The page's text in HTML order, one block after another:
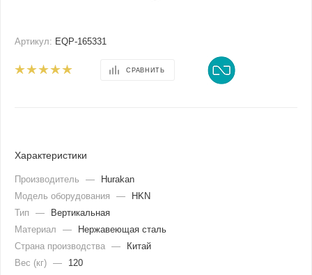
Артикул: EQP-165331
СРАВНИТЬ
Характеристики
Производитель —
Hurakan
Модель оборудования
—
HKN
Тип
—
Вертикальная
Материал
—
Нержавеющая сталь
Страна производства —
Китай
Вес (кг) — 120